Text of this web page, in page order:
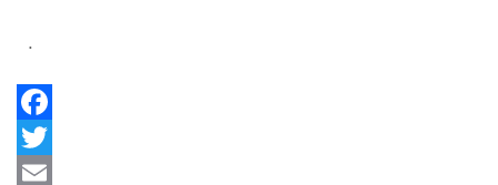
.
Facebook
Twitter